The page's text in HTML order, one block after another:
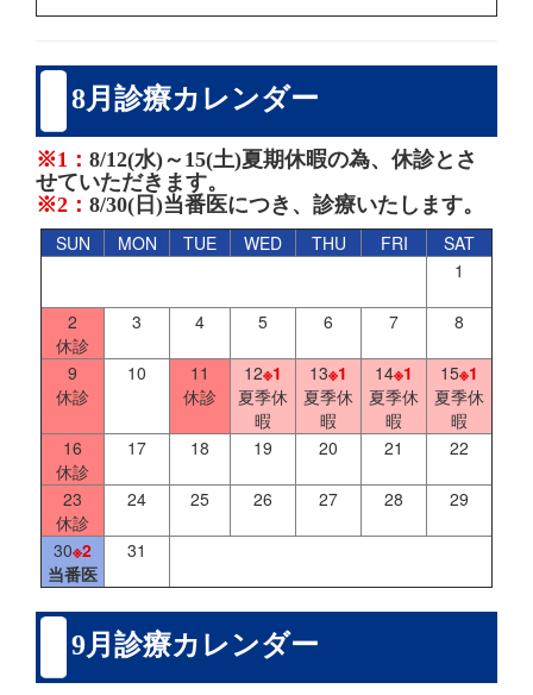
8月診療カレンダー
※1： 8/12(水)～15(土)夏期休暇の為、休診とさ
せていただきます。
※2： 8/30(日)当番医につき、診療いたします。
SUN
MON TUE WED THU FRI
SAT
1
2
休診
3 4 5 6 7 8
9
休診
10
11
休診
12※1
夏季休
暇
13※1
夏季休
暇
14※1
夏季休
暇
15※1
夏季休
暇
16
休診
17 18 19 20 21 22
23
休診
24 25 26 27 28 29
30※2
当番医
31
9月診療カレンダー